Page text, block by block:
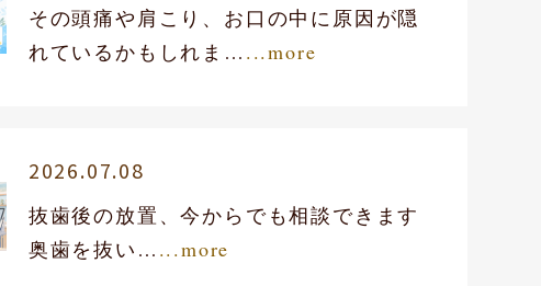
その頭痛や肩こり、お口の中に原因が隠
れているかもしれま… ...more
2026.07.08
抜歯後の放置、今からでも相談できます
奥歯を抜い… ...more